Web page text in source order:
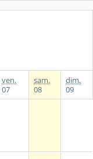
ven.
07
sam.
08
dim.
09